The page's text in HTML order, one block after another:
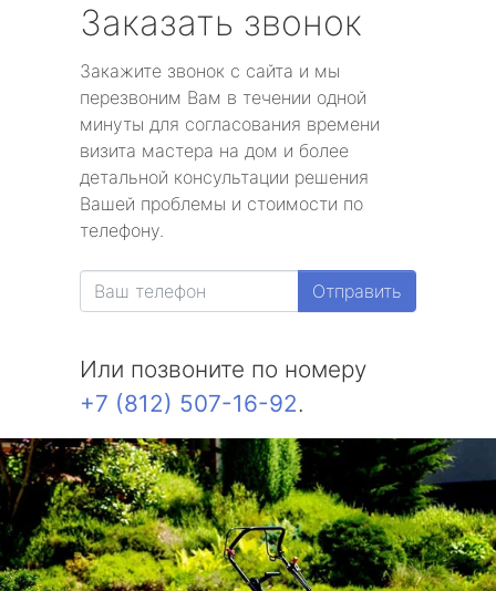
Заказать звонок
Закажите звонок с сайта и мы
перезвоним Вам в течении одной
минуты для согласования времени
визита мастера на дом и более
детальной консультации решения
Вашей проблемы и стоимости по
телефону.
Отправить
Или позвоните по номеру
+7 (812) 507-16-92.